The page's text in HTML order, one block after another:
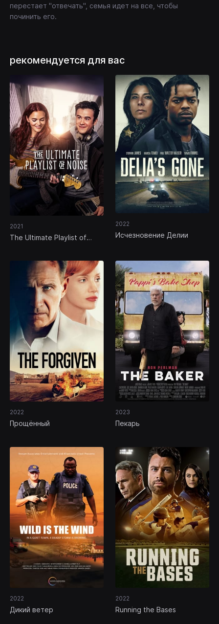
перестает "отвечать", семья идет на все, чтобы
починить его.
рекомендуется для вас
2021
The Ultimate Playlist of
2022
Исчезновение Делии
2022
Прощённый
2023
Пекарь
2022
Дикий ветер
2022
Running the Bases